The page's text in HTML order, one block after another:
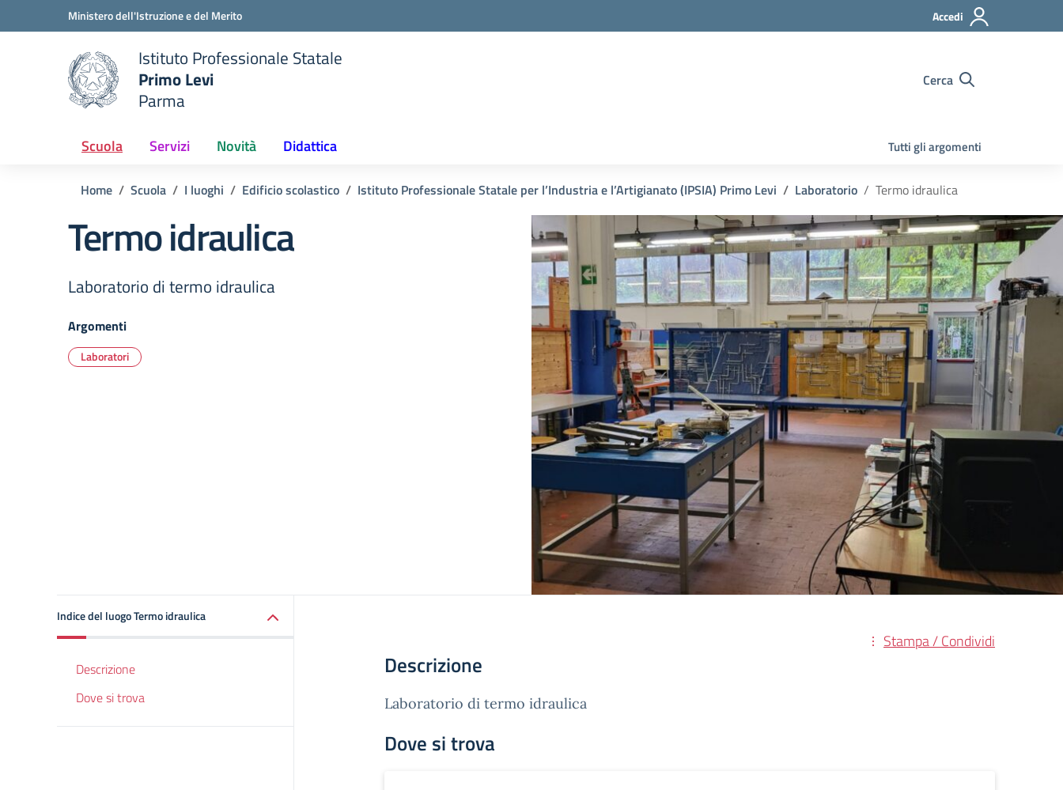
Vai ai contenuti
Vai al menu di navigazioneMinistero dell'Istruzione e del Merito Accedi
scuola
Istituto Professionale Statale
Primo Levi
Parma
Cerca
Scuola Servizi Novità Didattica Tutti gli argomenti
Home Scuola I luoghi Edificio scolastico Istituto Professionale Statale per l’Industria e l’Artigianato (IPSIA) Primo Levi Laboratorio Termo idraulica
Termo idraulica
Laboratorio di termo idraulica
Argomenti
Laboratori
Indice del luogo Termo idraulica
Descrizione
Dove si trova
Stampa / Condividi
Descrizione
Laboratorio di termo idraulica
Dove si trova